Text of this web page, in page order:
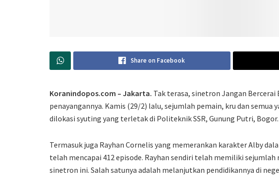
Share on Facebook
Koranindopos.com – Jakarta. Tak terasa, sinetron Jangan Bercerai
penayangannya. Kamis (29/2) lalu, sejumlah pemain, kru dan
dilokasi syuting yang terletak di Politeknik SSR, Gunung Putri, Bogor.
Termasuk juga Rayhan Cornelis yang memerankan karakter Alby
telah mencapai 412 episode. Rayhan sendiri telah memiliki
sinetron ini. Salah satunya adalah melanjutkan pendidikannya di